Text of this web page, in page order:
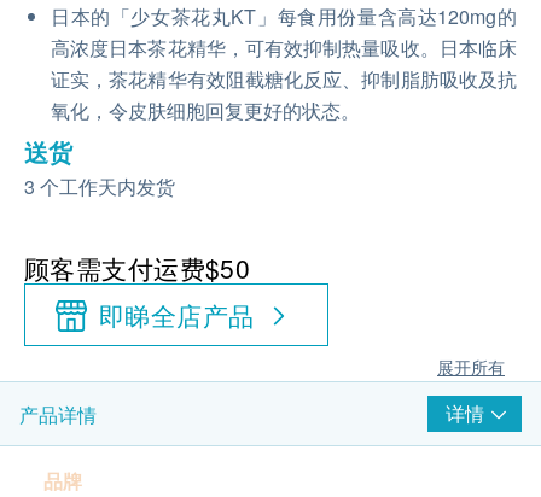
日本的「少女茶花丸KT」每食用份量含高达120mg的
高浓度日本茶花精华，可有效抑制热量吸收。日本临床
证实，茶花精华有效阻截糖化反应、抑制脂肪吸收及抗
氧化，令皮肤细胞回复更好的状态。
送货
3 个工作天内发货
顾客需支付运费$50
即睇全店产品
展开所有
产品详情 详情
品牌